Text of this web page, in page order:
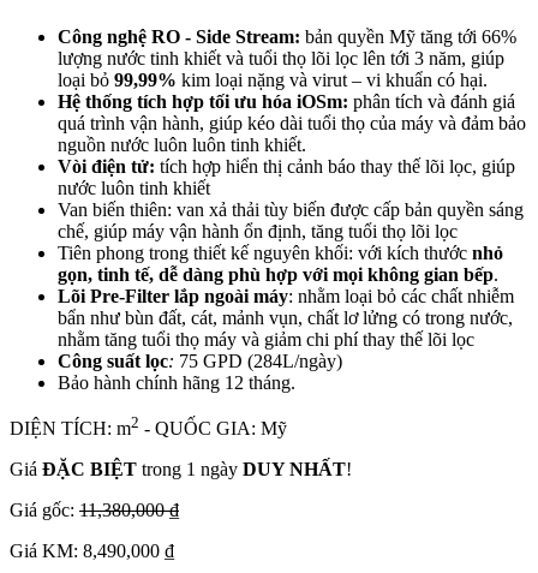
Công nghệ RO - Side Stream: bản quyền Mỹ tăng tới 66%
lượng nước tinh khiết và tuổi thọ lõi lọc lên tới 3 năm, giúp
loại bỏ 99,99% kim loại nặng và virut – vi khuẩn có hại.
Hệ thống tích hợp tối ưu hóa iOSm: phân tích và đánh giá
quá trình vận hành, giúp kéo dài tuổi thọ của máy và đảm bảo
nguồn nước luôn luôn tinh khiết.
Vòi điện tử: tích hợp hiển thị cảnh báo thay thế lõi lọc, giúp
nước luôn tinh khiết
Van biến thiên: van xả thải tùy biến được cấp bản quyền sáng
chế, giúp máy vận hành ổn định, tăng tuổi thọ lõi lọc
Tiên phong trong thiết kế nguyên khối: với kích thước nhỏ
gọn, tinh tế, dễ dàng phù hợp với mọi không gian bếp.
Lõi Pre-Filter lắp ngoài máy: nhằm loại bỏ các chất nhiễm
bẩn như bùn đất, cát, mảnh vụn, chất lơ lửng có trong nước,
nhằm tăng tuổi thọ máy và giảm chi phí thay thế lõi lọc
Công suất lọc: 75 GPD (284L/ngày)
Bảo hành chính hãng 12 tháng.
DIỆN TÍCH: m2 - QUỐC GIA: Mỹ
Giá ĐẶC BIỆT trong 1 ngày DUY NHẤT!
Giá gốc: 11,380,000 ₫
Giá KM: 8,490,000 ₫